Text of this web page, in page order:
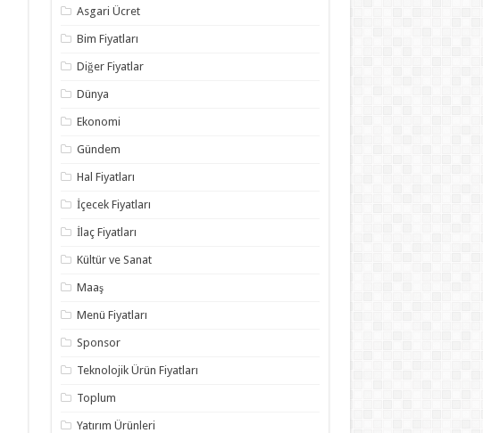
Asgari Ücret
Bim Fiyatları
Diğer Fiyatlar
Dünya
Ekonomi
Gündem
Hal Fiyatları
İçecek Fiyatları
İlaç Fiyatları
Kültür ve Sanat
Maaş
Menü Fiyatları
Sponsor
Teknolojik Ürün Fiyatları
Toplum
Yatırım Ürünleri